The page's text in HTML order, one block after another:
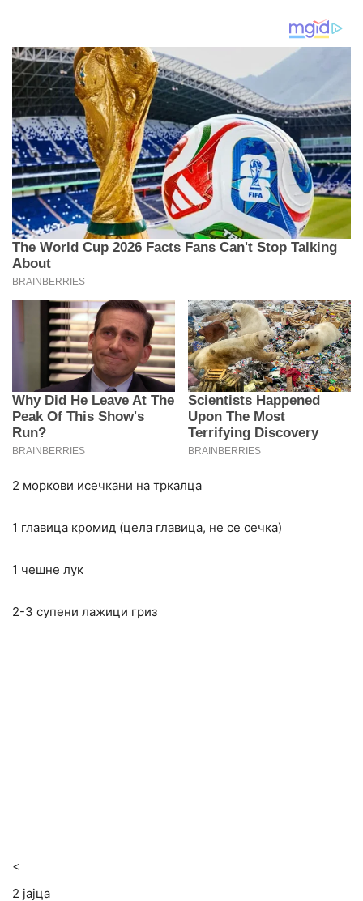
2 моркови исечкани на тркалца
1 главица кромид (цела главица, не се сечка)
1 чешне лук
2-3 супени лажици гриз
<
2 јајца